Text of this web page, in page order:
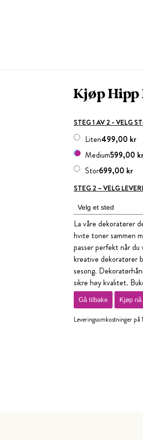
Kjøp
STEG 1 AV 2 - VELG
499,00 kr
Liten
599,00
Medium
699,00 kr
Stor
STEG 2 – VELG
La våre dekoratører
hvite toner sammen
passer perfekt når
kreative dekoratører
sesong.
sikre høy kvalitet.
Gå tilbake Kjøp nå
Leveringsomkostninger